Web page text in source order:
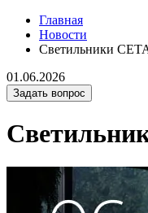
Главная
Новости
Светильники
01.06.2026
Задать вопрос